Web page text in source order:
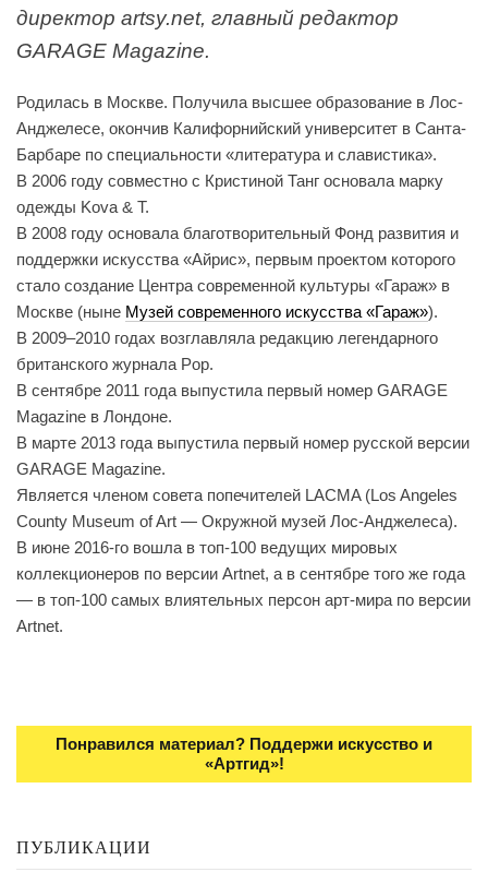
директор artsy.net, главный редактор
GARAGE Magazine.
Родилась в Москве. Получила высшее образование в Лос-
Анджелесе, окончив Калифорнийский университет в Санта-
Барбаре по специальности «литература и славистика».
В 2006 году совместно с Кристиной Танг основала марку
одежды Kova & T.
В 2008 году основала благотворительный Фонд развития и
поддержки искусства «Айрис», первым проектом которого
стало создание Центра современной культуры «Гараж» в
Москве (ныне Музей современного искусства «Гараж»).
В 2009–2010 годах возглавляла редакцию легендарного
британского журнала Pop.
В сентябре 2011 года выпустила первый номер GARAGE
Magazine в Лондоне.
В марте 2013 года выпустила первый номер русской версии
GARAGE Magazine.
Является членом совета попечителей LACMA (Los Angeles
County Museum of Art — Окружной музей Лос-Анджелеса).
В июне 2016-го вошла в топ-100 ведущих мировых
коллекционеров по версии Artnet, а в сентябре того же года
— в топ-100 самых влиятельных персон арт-мира по версии
Artnet.
Понравился материал? Поддержи искусство и
«Артгид»!
ПУБЛИКАЦИИ